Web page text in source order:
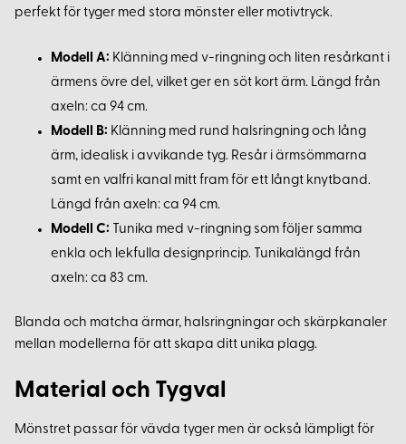
perfekt för tyger med stora mönster eller motivtryck.
Modell A: Klänning med v-ringning och liten resårkant i
ärmens övre del, vilket ger en söt kort ärm. Längd från
axeln: ca 94 cm.
Modell B: Klänning med rund halsringning och lång
ärm, idealisk i avvikande tyg. Resår i ärmsömmarna
samt en valfri kanal mitt fram för ett långt knytband.
Längd från axeln: ca 94 cm.
Modell C: Tunika med v-ringning som följer samma
enkla och lekfulla designprincip. Tunikalängd från
axeln: ca 83 cm.
Blanda och matcha ärmar, halsringningar och skärpkanaler
mellan modellerna för att skapa ditt unika plagg.
Material och Tygval
Mönstret passar för vävda tyger men är också lämpligt för